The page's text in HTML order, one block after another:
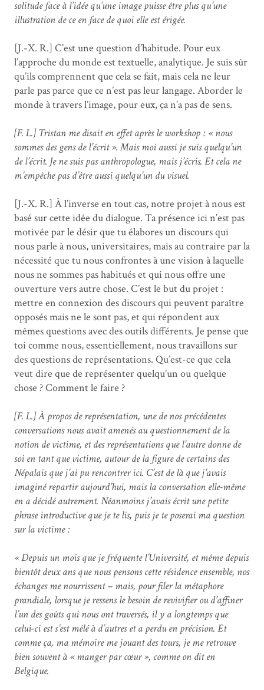
solitude face à l’idée qu’une image puisse être plus qu’une
illustration de ce en face de quoi elle est érigée.
[J.-X. R.] C’est une question d’habitude. Pour eux
l’approche du monde est textuelle, analytique. Je suis sûr
qu’ils comprennent que cela se fait, mais cela ne leur
parle pas parce que ce n’est pas leur langage. Aborder le
monde à travers l’image, pour eux, ça n’a pas de sens.
[F. L.] Tristan me disait en effet après le workshop : « nous
sommes des gens de l’écrit ». Mais moi aussi je suis quelqu’un
de l’écrit. Je ne suis pas anthropologue, mais j’écris. Et cela ne
m’empêche pas d’être aussi quelqu’un du visuel.
[J.-X. R.] À l’inverse en tout cas, notre projet à nous est
basé sur cette idée du dialogue. Ta présence ici n’est pas
motivée par le désir que tu élabores un discours qui
nous parle à nous, universitaires, mais au contraire par la
nécessité que tu nous confrontes à une vision à laquelle
nous ne sommes pas habitués et qui nous offre une
ouverture vers autre chose. C’est le but du projet :
mettre en connexion des discours qui peuvent paraître
opposés mais ne le sont pas, et qui répondent aux
mêmes questions avec des outils différents. Je pense que
toi comme nous, essentiellement, nous travaillons sur
des questions de représentations. Qu’est-ce que cela
veut dire que de représenter quelqu’un ou quelque
chose ? Comment le faire ?
[F. L.] À propos de représentation, une de nos précédentes
conversations nous avait amenés au questionnement de la
notion de victime, et des représentations que l’autre donne de
soi en tant que victime, autour de la figure de certains des
Népalais que j’ai pu rencontrer ici. C’est de là que j’avais
imaginé repartir aujourd’hui, mais la conversation elle-même
en a décidé autrement. Néanmoins j’avais écrit une petite
phrase introductive que je te lis, puis je te poserai ma question
sur la victime :
« Depuis un mois que je fréquente l’Université, et même depuis
bientôt deux ans que nous pensons cette résidence ensemble, nos
échanges me nourrissent – mais, pour filer la métaphore
prandiale, lorsque je ressens le besoin de revivifier ou d’affiner
l’un des goûts qui nous ont traversés, il y a longtemps que
celui-ci est s’est mêlé à d’autres et a perdu en précision. Et
comme ça, ma mémoire me jouant des tours, je me retrouve
bien souvent à « manger par cœur », comme on dit en
Belgique.